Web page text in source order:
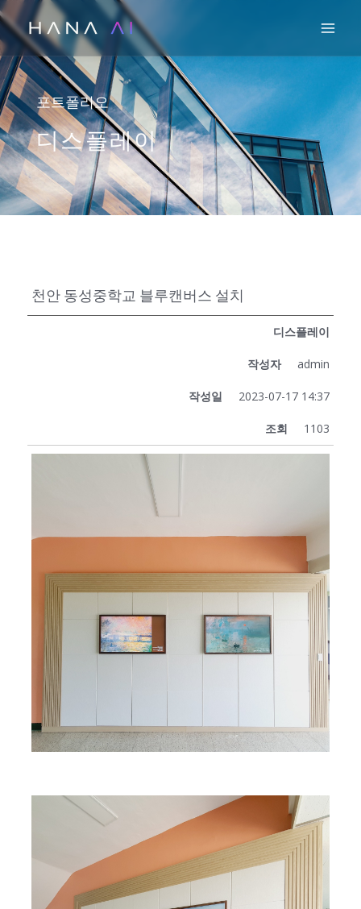
콘
텐
츠
로
건
너
뛰
기
포트폴리오
디스플레이
천안 동성중학교 블루캔버스 설치
디스플레이
작성자 admin
작성일 2023-07-17 14:37
조회 1103